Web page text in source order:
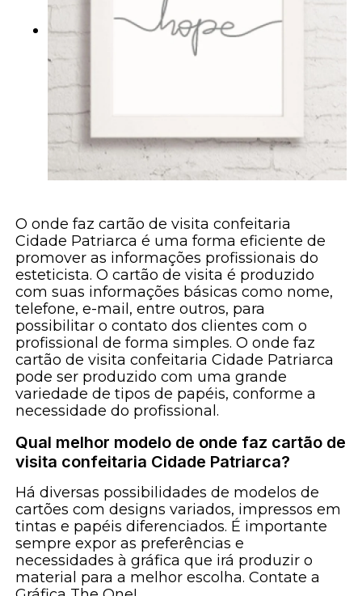
O onde faz cartão de visita confeitaria
Cidade Patriarca é uma forma eficiente de
promover as informações profissionais do
esteticista. O cartão de visita é produzido
com suas informações básicas como nome,
telefone, e-mail, entre outros, para
possibilitar o contato dos clientes com o
profissional de forma simples. O onde faz
cartão de visita confeitaria Cidade Patriarca
pode ser produzido com uma grande
variedade de tipos de papéis, conforme a
necessidade do profissional.
Qual melhor modelo de onde faz cartão de
visita confeitaria Cidade Patriarca?
Há diversas possibilidades de modelos de
cartões com designs variados, impressos em
tintas e papéis diferenciados. É importante
sempre expor as preferências e
necessidades à gráfica que irá produzir o
material para a melhor escolha. Contate a